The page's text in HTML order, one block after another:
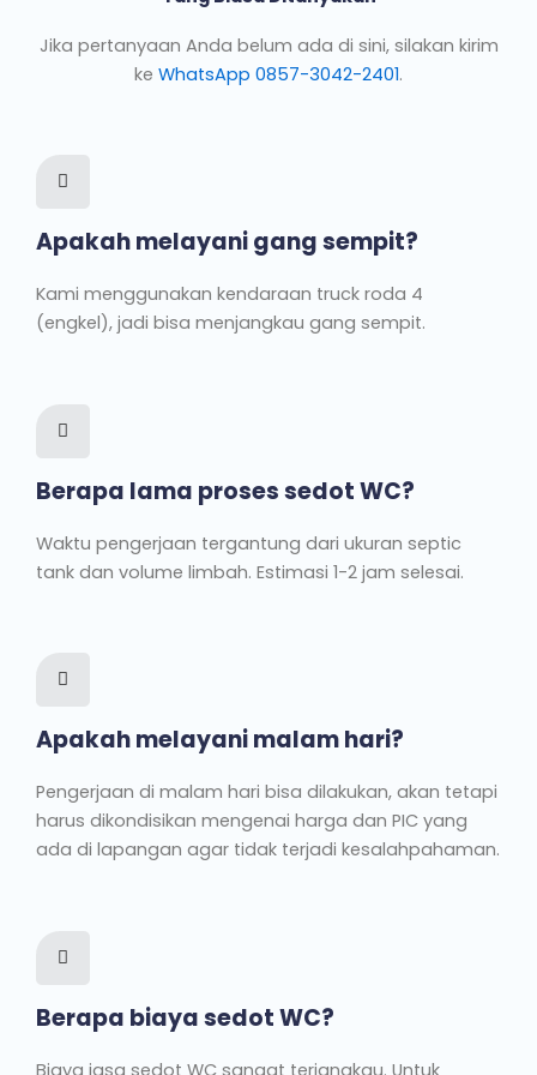
Jika pertanyaan Anda belum ada di sini, silakan kirim
ke WhatsApp 0857-3042-2401.
Apakah melayani gang sempit?
Kami menggunakan kendaraan truck roda 4
(engkel), jadi bisa menjangkau gang sempit.
Berapa lama proses sedot WC?
Waktu pengerjaan tergantung dari ukuran septic
tank dan volume limbah. Estimasi 1-2 jam selesai.
Apakah melayani malam hari?
Pengerjaan di malam hari bisa dilakukan, akan tetapi
harus dikondisikan mengenai harga dan PIC yang
ada di lapangan agar tidak terjadi kesalahpahaman.
Berapa biaya sedot WC?
Biaya jasa sedot WC sangat terjangkau. Untuk